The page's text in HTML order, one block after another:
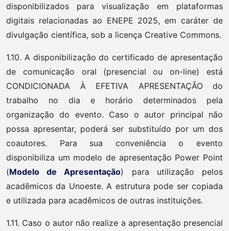
disponibilizados para visualização em plataformas
digitais relacionadas ao ENEPE 2025, em caráter de
divulgação científica, sob a licença Creative Commons.
1.10. A disponibilização do certificado de apresentação
de comunicação oral (presencial ou on-line) está
CONDICIONADA À EFETIVA APRESENTAÇÃO do
trabalho no dia e horário determinados pela
organização do evento. Caso o autor principal não
possa apresentar, poderá ser substituído por um dos
coautores. Para sua conveniência o evento
disponibiliza um modelo de apresentação Power Point
(Modelo de Apresentação) para utilização pelos
acadêmicos da Unoeste. A estrutura pode ser copiada
e utilizada para acadêmicos de outras instituições.
1.11. Caso o autor não realize a apresentação presencial